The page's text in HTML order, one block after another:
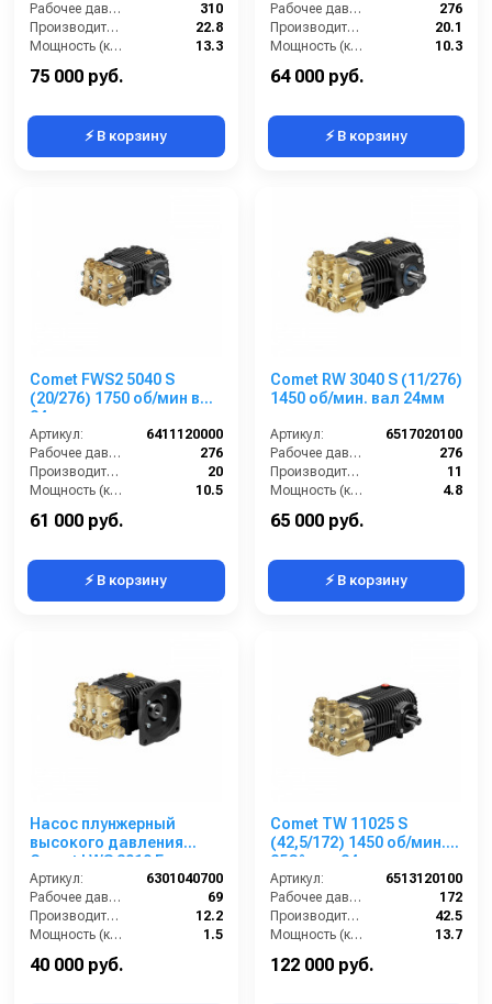
Рабочее давление (бар):
310
Производительность (л/мин):
22.8
Мощность (кВт):
13.3
Обороты двигателя (об/мин):
75 000 руб.
⚡ В корзину
Рабочее давление (бар):
276
Производительность (л/мин):
20.1
Мощность (кВт):
10.3
Обороты двигателя (об/мин):
64 000 руб.
⚡ В корзину
Comet FWS2 5040 S
(20/276) 1750 об/мин вал
24мм
Артикул:
6411120000
Рабочее давление (бар):
276
Производительность (л/мин):
20
Мощность (кВт):
10.5
Обороты двигателя (об/мин):
61 000 руб.
⚡ В корзину
Comet RW 3040 S (11/276)
1450 об/мин. вал 24мм
Артикул:
6517020100
Рабочее давление (бар):
276
Производительность (л/мин):
11
Мощность (кВт):
4.8
Обороты двигателя (об/мин):
65 000 руб.
⚡ В корзину
Насос плунжерный
высокого давления
Comet LWS 3010 E
(12,2/69) 1750 об/мин ø
5/8” п.в.
Артикул:
6301040700
Рабочее давление (бар):
69
Производительность (л/мин):
12.2
Мощность (кВт):
1.5
Обороты двигателя (об/мин):
40 000 руб.
Comet TW 11025 S
(42,5/172) 1450 об/мин.
85C° вал 24 мм
Артикул:
6513120100
Рабочее давление (бар):
172
Производительность (л/мин):
42.5
Мощность (кВт):
13.7
122 000 руб.